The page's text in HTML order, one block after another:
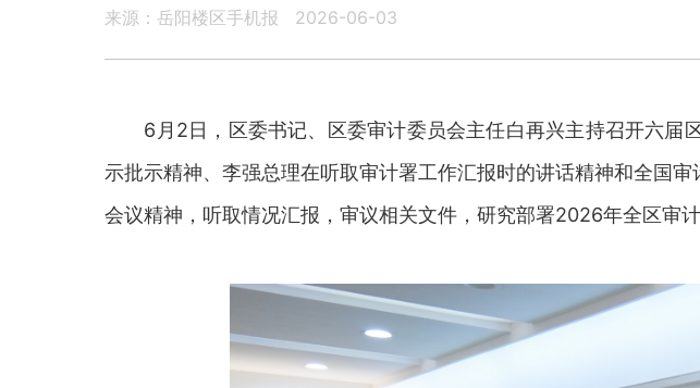
来源：岳阳楼区手机报 2026-06-03
6月2日，区委书记、区委审计委员会主任白再兴主持召开六届
示批示精神、李强总理在听取审计署工作汇报时的讲话精神和全国
会议精神，听取情况汇报，审议相关文件，研究部署2026年全区审